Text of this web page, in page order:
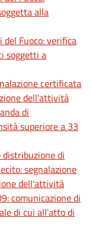
alla
Fuoco: verifica
soggetti a
certificata
dell'attività
di
superiore a 33
distribuzione di
segnalazione
dell'attività
comunicazione di
di cui all'atto di